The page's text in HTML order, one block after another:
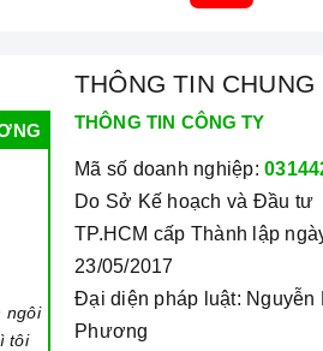
Ảnh minh họa
ngôi
tôi
THÔNG TIN CHUNG
THÔNG TIN CÔNG TY
Mã số doanh nghiệp:
Do Sở Kế hoạch và Đầu tư
TP.HCM cấp Thành lập
23/05/2017
Đại diện pháp luật: Nguyễn
Phương